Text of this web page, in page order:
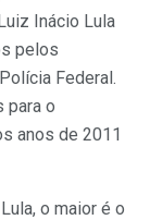
Inácio Lula
pelos
Federal.
para o
anos de 2011
o maior é o